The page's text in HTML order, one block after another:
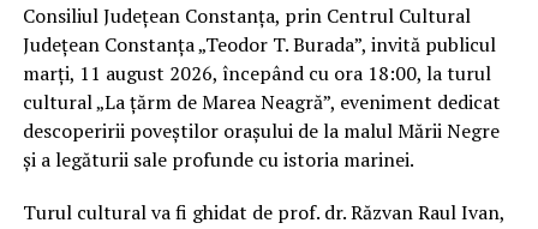
Consiliul Județean Constanța, prin Centrul Cultural
Județean Constanța „Teodor T. Burada”, invită publicul
marți, 11 august 2026, începând cu ora 18:00, la turul
cultural „La țărm de Marea Neagră”, eveniment dedicat
descoperirii poveștilor orașului de la malul Mării Negre
și a legăturii sale profunde cu istoria marinei.
Turul cultural va fi ghidat de prof. dr. Răzvan Raul Ivan,